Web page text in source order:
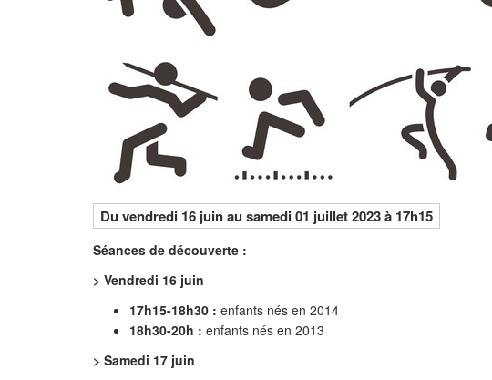
Du vendredi 16 juin au samedi 01 juillet 2023 à 17h15
Séances de découverte :
> Vendredi 16 juin
17h15-18h30 : enfants nés en 2014
18h30-20h : enfants nés en 2013
> Samedi 17 juin